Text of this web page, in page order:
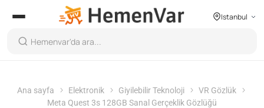
Istanbul
Ana sayfa Elektronik Giyilebilir Teknoloji
VR Gözlük
Meta Quest 3s 128GB Sanal Gerçeklik Gözlüğü